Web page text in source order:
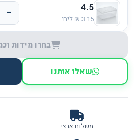
4.5
−
בחרו מידות
שאלו אותנו
משלוח ארצי